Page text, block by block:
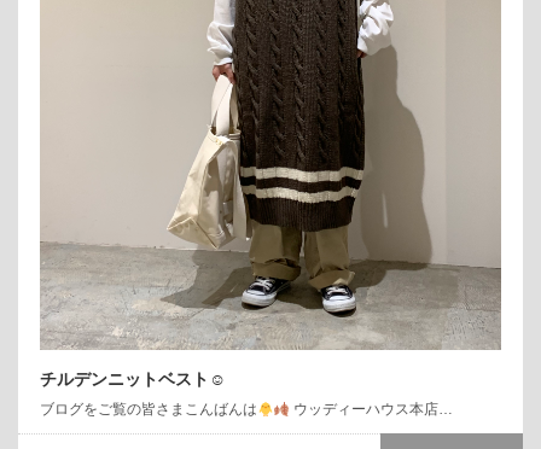
チルデンニットベスト☺︎
ブログをご覧の皆さまこんばんは ウッディーハウス本店…